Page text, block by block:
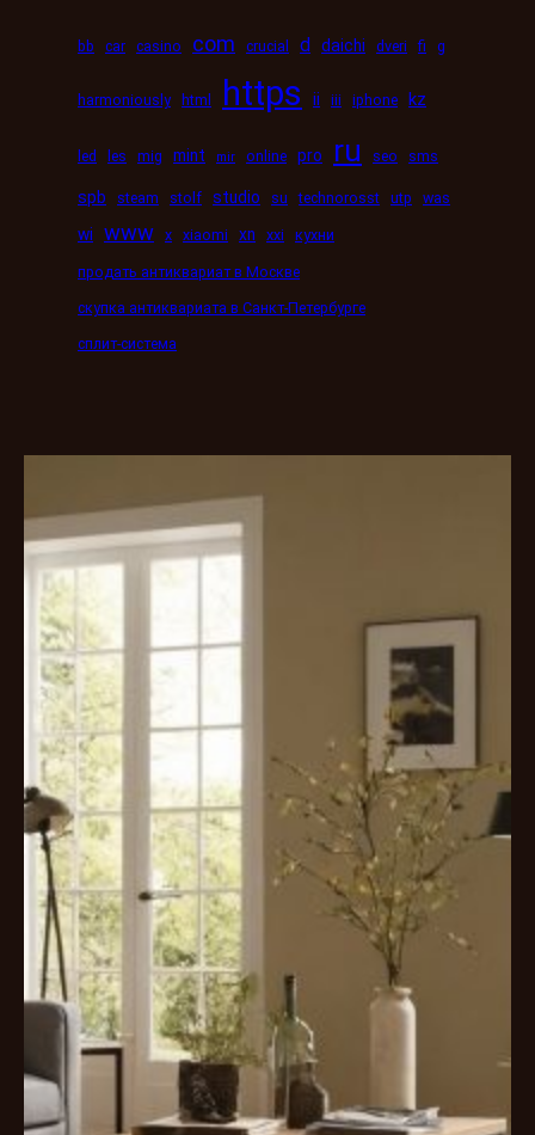
bb car casino com crucial d daichi dveri fi g
harmoniously html https ii iii iphone kz
led les mig mint mir online pro ru seo sms
spb steam stolf studio su technorosst utp was
wi www x xiaomi xn xxi кухни
продать антиквариат в Москве
скупка антиквариата в Санкт-Петербурге
сплит-система